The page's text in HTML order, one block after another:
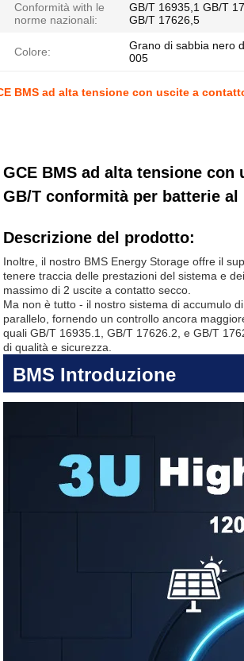
Conformità with le
norme nazionali:
GB/T 16935,1 GB/T
GB/T 17626,5
Colore:
Grano di sabbia nero
005
BMS ad alta tensione con uscite a
GCE BMS ad alta tensione con
GB/T conformità per batterie
Descrizione del prodotto:
Inoltre, il nostro BMS Energy Storage offre il
tenere traccia delle prestazioni del sistema e
massimo di 2 uscite a contatto secco.
Ma non è tutto - il nostro sistema di accumulo
parallelo, fornendo un controllo ancora
quali GB/T 16935.1, GB/T 17626.2, e GB/T
di qualità e sicurezza.
BMS Introduzione